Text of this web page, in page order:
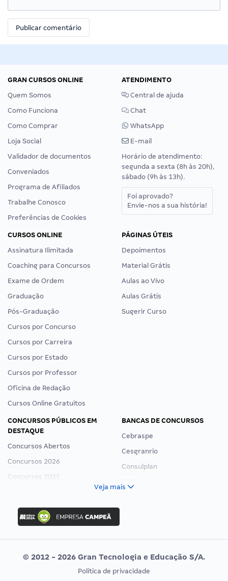
GRAN CURSOS ONLINE
Quem Somos
Como Funciona
Como Comprar
Loja Social
Validador de documentos
Conveniados
Programa de Afiliados
Trabalhe Conosco
Preferências de Cookies
ATENDIMENTO
Central de ajuda
Chat
WhatsApp
E-mail
Horário de atendimento:
segunda a sexta (8h às 20h),
sábado (9h às 13h).
Foi aprovado?
Envie-nos a sua história!
CURSOS ONLINE
Assinatura Ilimitada
Coaching para Concursos
Exame de Ordem
Graduação
Pós-Graduação
Cursos por Concurso
Cursos por Carreira
Cursos por Estado
Cursos por Professor
Oficina de Redação
Cursos Online Gratuitos
PÁGINAS ÚTEIS
Depoimentos
Material Grátis
Aulas ao Vivo
Aulas Grátis
Sugerir Curso
CONCURSOS PÚBLICOS EM
DESTAQUE
Concursos Abertos
Concursos 2026
Concursos 2025
Concurso Ibama
Concurso MPU
Editais publicados
BANCAS DE CONCURSOS
Cebraspe
Cesgranrio
Consulplan
Vunesp
CONCURSOS POR PROFISSÃO EXAME DE ORDEM
Veja mais
© 2012 - 2026 Gran Tecnologia e Educação S/A.
Política de privacidade